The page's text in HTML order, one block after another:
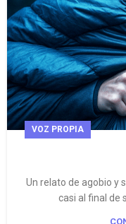
VOZ PROPIA
Un relato de agobio y
casi al final de